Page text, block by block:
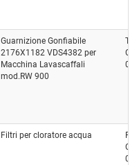
Guarnizione Gonfiabile
2176X1182 VDS4382 per
Macchina Lavascaffali
mod.RW 900
Filtri per cloratore acqua